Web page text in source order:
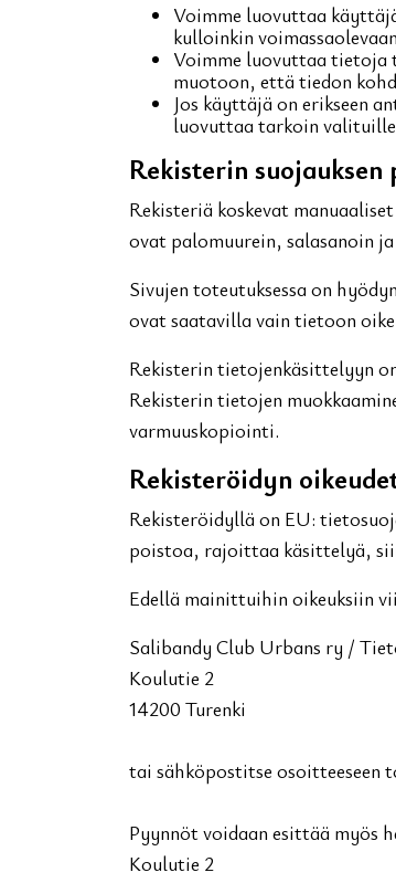
Voimme luovuttaa
kulloinkin
Voimme luovuttaa
muotoon, että tiedon
Jos käyttäjä on erikseen
luovuttaa tarkoin
Rekisterin
Rekisteriä koskevat
ovat palomuurein, salasanoin
Sivujen toteutuksessa on
ovat saatavilla vain tietoon
Rekisterin tietojenkäsittelyyn
Rekisterin tietojen
varmuuskopiointi.
Rekisteröidyn
Rekisteröidyllä on EU:
poistoa, rajoittaa käsittelyä,
Edellä mainittuihin oikeuksiin
Salibandy Club Urbans ry /
Koulutie 2
14200 Turenki
tai sähköpostitse osoitteeseen
Pyynnöt voidaan esittää myös
Koulutie 2